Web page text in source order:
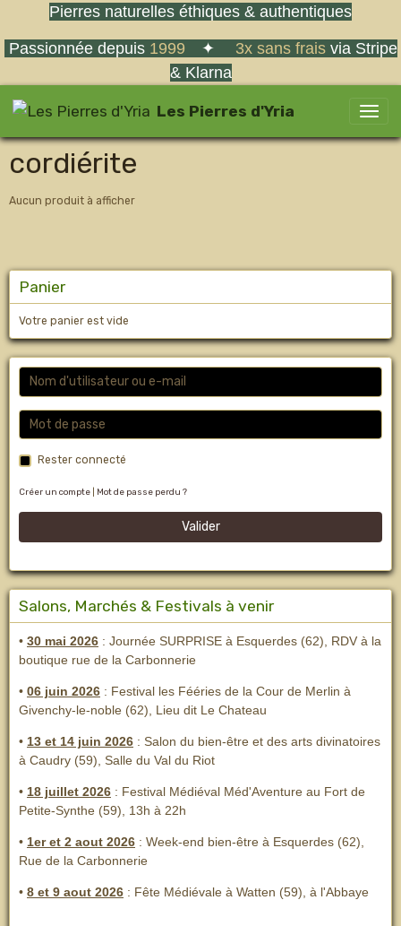
Pierres naturelles éthiques & authentiques
Passionnée depuis 1999 ✦ 3x sans fraisvia Stripe
& Klarna
Les Pierres d'Yria
cordiérite
Aucun produit à afficher
Panier
Votre panier est vide
Rester connecté
Créer un compte Mot de passe perdu ?
Valider
Salons, Marchés & Festivals à venir
• 30 mai 2026 : Journée SURPRISE à Esquerdes (62), RDV à la
boutique rue de la Carbonnerie
• 06 juin 2026 : Festival les Fééries de la Cour de Merlin à
Givenchy-le-noble (62), Lieu dit Le Chateau
• 13 et 14 juin 2026 : Salon du bien-être et des arts divinatoires
à Caudry (59), Salle du Val du Riot
• 18 juillet 2026 : Festival Médiéval Méd'Aventure au Fort de
Petite-Synthe (59), 13h à 22h
• 1er et 2 aout 2026 : Week-end bien-être à Esquerdes (62),
Rue de la Carbonnerie
• 8 et 9 aout 2026 : Fête Médiévale à Watten (59), à l'Abbaye